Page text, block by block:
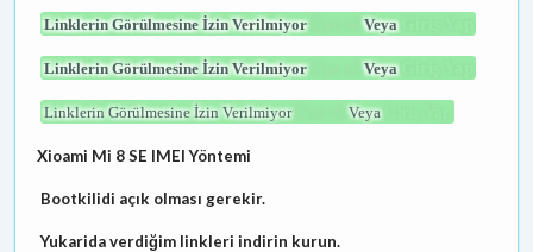
Linklerin Görülmesine İzin Verilmiyor Veya
Linklerin Görülmesine İzin Verilmiyor Veya
Linklerin Görülmesine İzin Verilmiyor Veya
Xioami Mi 8 SE IMEI Yöntemi
Bootkilidi açık olması gerekir.
Yukarida verdiğim linkleri indirin kurun.